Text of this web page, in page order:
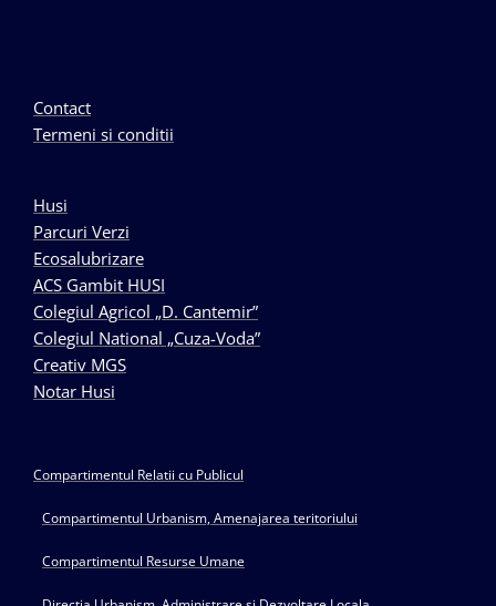
Contact
Termeni si conditii
Husi
Parcuri Verzi
Ecosalubrizare
ACS Gambit HUSI
Colegiul Agricol „D. Cantemir”
Colegiul National „Cuza-Voda”
Creativ MGS
Notar Husi
Compartimentul Relatii cu Publicul
Compartimentul Urbanism, Amenajarea teritoriului
Compartimentul Resurse Umane